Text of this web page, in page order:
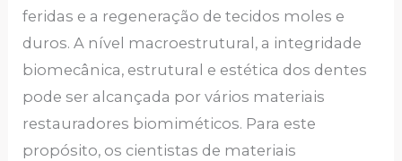
feridas e a regeneração de tecidos moles e
duros. A nível macroestrutural, a integridade
biomecânica, estrutural e estética dos dentes
pode ser alcançada por vários materiais
restauradores biomiméticos. Para este
propósito, os cientistas de materiais